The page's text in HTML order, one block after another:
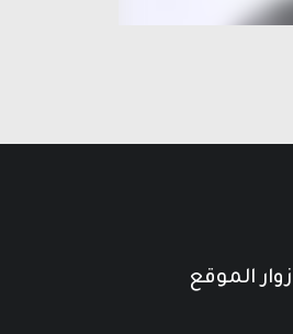
زوار الموقع